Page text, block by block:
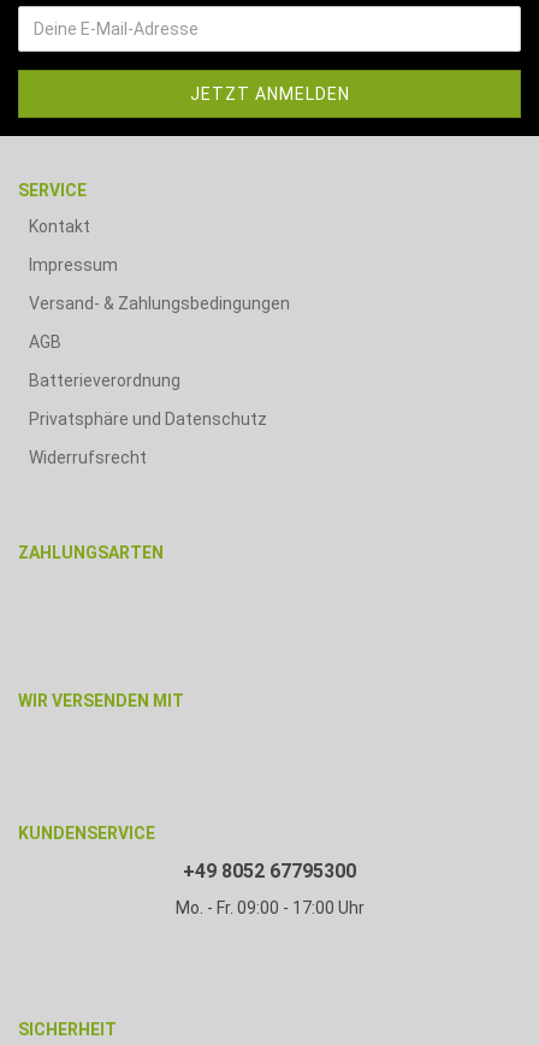
SERVICE
Kontakt
Impressum
Versand- & Zahlungsbedingungen
AGB
Batterieverordnung
Privatsphäre und Datenschutz
Widerrufsrecht
ZAHLUNGSARTEN
WIR VERSENDEN MIT
KUNDENSERVICE
+49 8052 67795300
Mo. - Fr. 09:00 - 17:00 Uhr
SICHERHEIT